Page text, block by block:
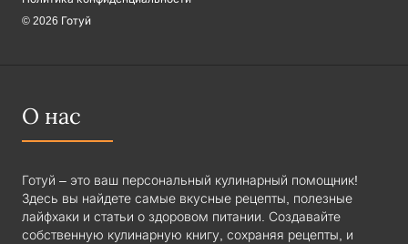
© 2026 Готуй
О нас
Готуй – это ваш персональный кулинарный помощник!
Здесь вы найдете самые вкусные рецепты, полезные
лайфхаки и статьи о здоровом питании. Создавайте
собственную кулинарную книгу, сохраняя рецепты, и